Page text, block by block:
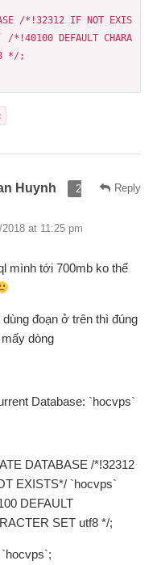
/*!32312 IF NOT EXIS
DEFAULT CHARA
*/;
Reply
Huynh
2
at 11:25 pm
mình tới 700mb ko thể
dùng đoạn ở trên thì đúng
dòng
Database: `hocvps`
DATABASE /*!32312
EXISTS*/ `hocvps`
DEFAULT
SET utf8 */;